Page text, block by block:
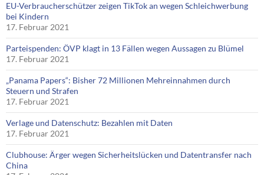
EU-Verbraucherschützer zeigen TikTok an wegen Schleichwerbung
bei Kindern
17. Februar 2021
Parteispenden: ÖVP klagt in 13 Fällen wegen Aussagen zu Blümel
17. Februar 2021
„Panama Papers“: Bisher 72 Millionen Mehreinnahmen durch
Steuern und Strafen
17. Februar 2021
Verlage und Datenschutz: Bezahlen mit Daten
17. Februar 2021
Clubhouse: Ärger wegen Sicherheitslücken und Datentransfer nach
China